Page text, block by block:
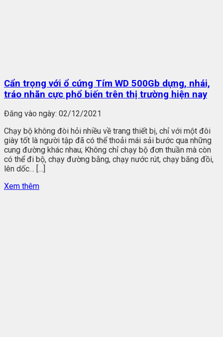
Cẩn trọng với ổ cứng Tím WD 500Gb dựng, nhái,
tráo nhãn cực phổ biến trên thị trường hiện nay
Đăng vào ngày: 02/12/2021
Chạy bộ không đòi hỏi nhiều về trang thiết bị, chỉ với một đôi
giày tốt là người tập đã có thể thoải mái sải bước qua những
cung đường khác nhau; Không chỉ chạy bộ đơn thuần mà còn
có thể đi bộ, chạy đường bằng, chạy nước rút, chạy băng đồi,
lên dốc… […]
Xem thêm